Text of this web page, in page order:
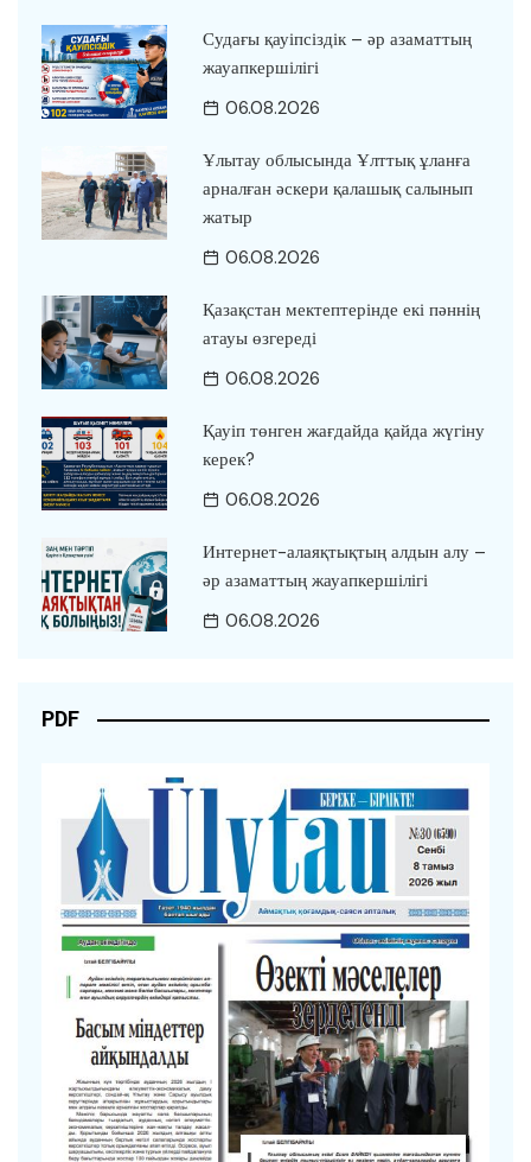
Судағы қауіпсіздік – әр азаматтың
жауапкершілігі
06.08.2026
Ұлытау облысында Ұлттық ұланға
арналған әскери қалашық салынып
жатыр
06.08.2026
Қазақстан мектептерінде екі пәннің
атауы өзгереді
06.08.2026
Қауіп төнген жағдайда қайда жүгіну
керек?
06.08.2026
Интернет-алаяқтықтың алдын алу –
әр азаматтың жауапкершілігі
06.08.2026
PDF